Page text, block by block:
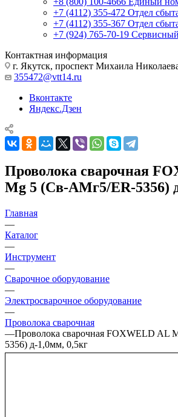
+7 (4112) 355-472 Отдел
+7 (4112) 355-367 Отдел
+7 (924) 765-70-19
Контактная информация
г. Якутск, проспект Михаила
355472@vtt14.ru
Вконтакте
Яндекс.Дзен
Проволока сварочная
Mg 5 (Св-АМг5/ER-5356)
Главная
—
Каталог
—
Инструмент
—
Сварочное оборудование
—
Электросварочное оборудование
—
Проволока сварочная
—Проволока сварочная FOXWELD AL
5356) д-1,0мм, 0,5кг